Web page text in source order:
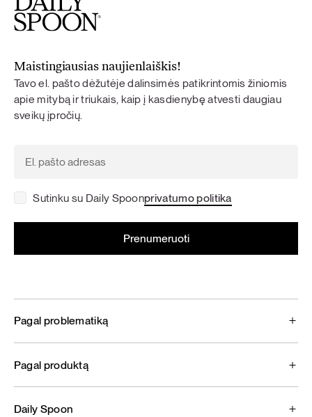
Maistingiausias naujienlaiškis!
Tavo el. pašto dėžutėje dalinsimės patikrintomis žiniomis
apie mitybą ir triukais, kaip į kasdienybę atvesti daugiau
sveikų įpročių.
Sutinku su Daily Spoonprivatumo politika
Pagal problematiką
Pagal produktą
Daily Spoon